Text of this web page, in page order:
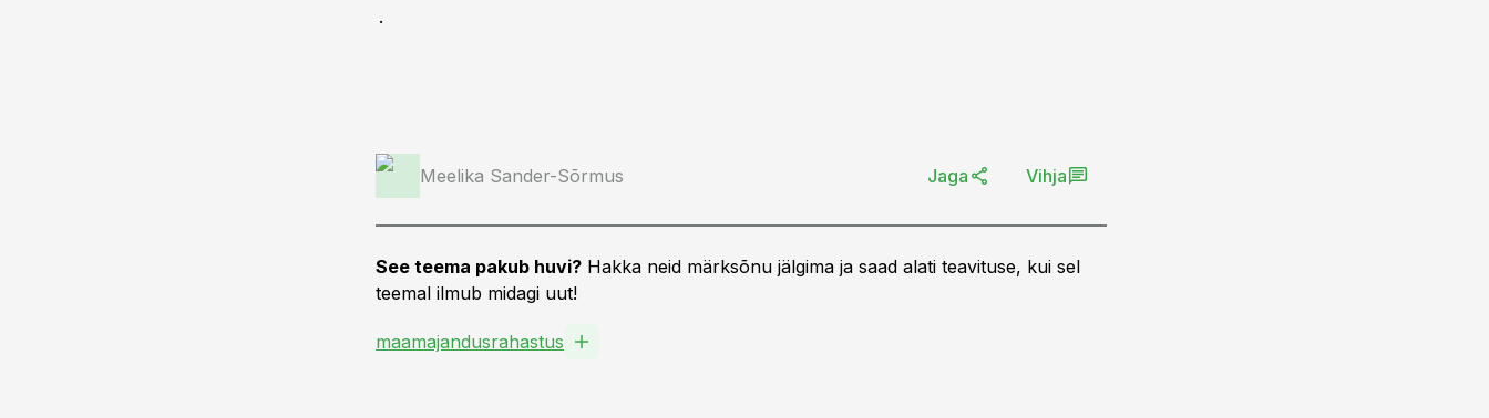
.
Meelika Sander-Sõrmus Jaga Vihja
See teema pakub huvi? Hakka neid märksõnu jälgima ja saad alati teavituse, kui sel
teemal ilmub midagi uut!
maamajandusrahastus